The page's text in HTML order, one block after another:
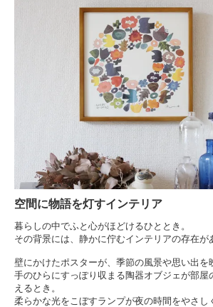
空間に物語を灯すインテリア
暮らしの中でふと心がほどけるひととき。
その背景には、静かに佇むインテリアの存在が
壁にかけたポスターが、季節の風景や思い出を
手のひらにすっぽり収まる陶器オブジェが部屋
えるとき。
柔らかな光をこぼすランプが夜の時間をやさし